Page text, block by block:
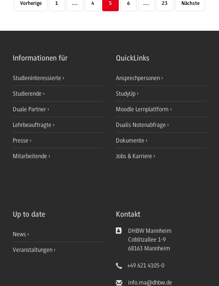
Vorherige 1 .... 4 5 6 .... 23 Nächste
Informationen für
Studieninteressierte
Studierende
Duale Partner
Lehrbeauftragte
Presse
Mitarbeitende
QuickLinks
Ansprechpersonen
StudyUp
Moodle Lernplattform
Dualis Notenabfrage
Dokumente
Jobs & Karriere
Up to date
News
Veranstaltungen
Kontakt
DHBW Mannheim
Coblitzallee 1-9
68163 Mannheim
+49 621 4105-0
info.ma@dhbw.de